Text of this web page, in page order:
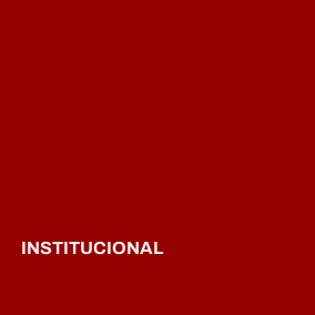
INSTITUCIONAL